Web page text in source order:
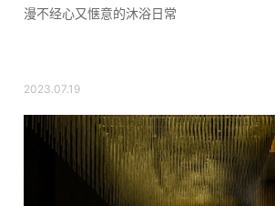
漫不经心又惬意的沐浴日常
2023.07.19